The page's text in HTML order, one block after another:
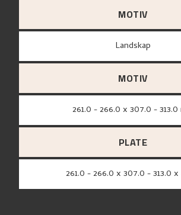
MOTIV
Landskap
MOTIV
261.0 - 266.0 x 307.0 - 313.0
PLATE
261.0 - 266.0 x 307.0 - 313.0 x